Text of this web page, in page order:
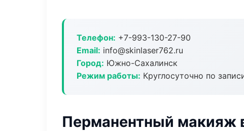
Телефон: +7-993-130-27-90
Email: info@skinlaser762.ru
Город: Южно-Сахалинск
Режим работы: Круглосуточно по
Перманентный